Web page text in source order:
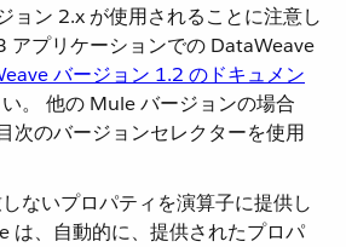
ョン 2.x が使用されることに注意し
アプリケーションでの DataWeave
バージョン 1.2 のドキュメン
。 他の Mule バージョンの場合
次のバージョンセレクターを使用
ないプロパティを演算子に提供し
は、自動的に、提供されたプロパ